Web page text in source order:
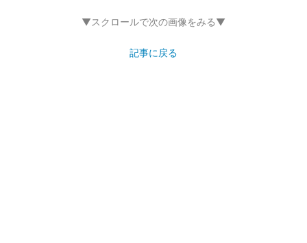
▼スクロールで次の画像をみる▼
記事に戻る